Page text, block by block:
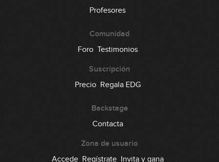
Profesores
Comunidad
Foro Testimonios
Suscripción
Precio Regala EDG
Backstage
Contacta
Zona de usuario
Accede Regístrate Invita y gana